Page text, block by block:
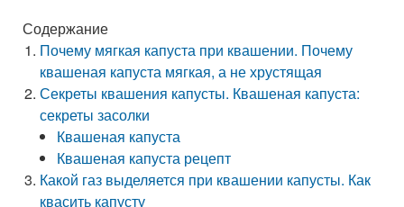
Содержание
Почему мягкая капуста при квашении. Почему
квашеная капуста мягкая, а не хрустящая
Секреты квашения капусты. Квашеная капуста:
секреты засолки
Квашеная капуста
Квашеная капуста рецепт
Какой газ выделяется при квашении капусты. Как
квасить капусту